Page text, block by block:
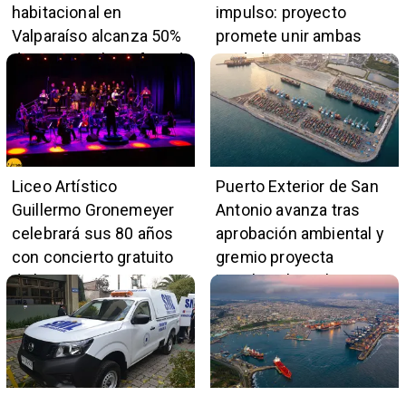
habitacional en
Valparaíso alcanza 50%
de avance y beneficiará
a 396 familias
impulso: proyecto
promete unir ambas
ciudades en 45 minutos
Liceo Artístico
Guillermo Gronemeyer
celebrará sus 80 años
con concierto gratuito
de la Orquesta Marga
Marga
Puerto Exterior de San
Antonio avanza tras
aprobación ambiental y
gremio proyecta
impulso al empleo y
comercio local